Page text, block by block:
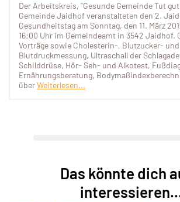
Der Arbeitskreis, "Gesunde Gemeinde Tut gut
Gemeinde Jaidhof veranstalteten den 2.
Gesundheitstag am Sonntag, den 11. März
16:00 Uhr im Gemeindeamt in 3542 Jaidhof.
Vorträge sowie Cholesterin-, Blutzucker- und
Blutdruckmessung, Ultraschall der
Schilddrüse, Hör- Seh- und Alkotest,
Ernährungsberatung,
überWeiterlesen...
Das könnte dich